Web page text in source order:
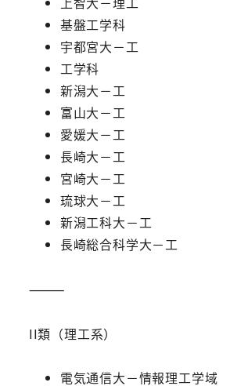
基盤工学科
宇都宮大－工
工学科
新潟大－工
富山大－工
愛媛大－工
長崎大－工
宮崎大－工
琉球大－工
新潟工科大－工
長崎総合科学大－工
⸻
II類（理工系）
電気通信大－情報理工学域